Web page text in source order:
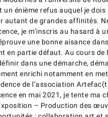
un énième refus auquel je
autant de grandes affinités.
je m’inscris au hasard à
une bonne aisance
en partie défaut. Au cours de
dans une démarche,
enrichi notamment en
de l’association
en mai 2021, je tente ma
– Production des